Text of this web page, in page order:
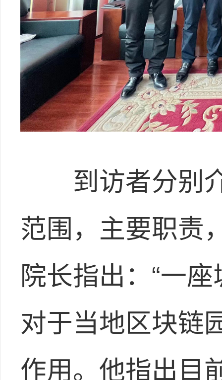
到访者分别介
范围，主要职责
院长指出：“一
对于当地区块链
作用。他指出目